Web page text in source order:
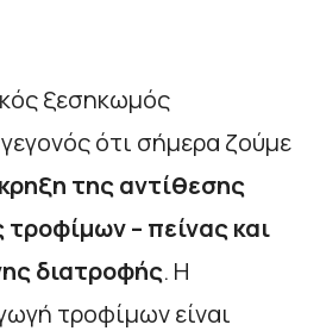
ξεσηκωμός
ότι σήμερα ζούμε
της αντίθεσης
– πείνας και
διατροφής. Η
τροφίμων είναι